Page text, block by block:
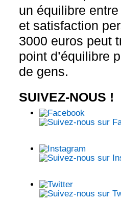
un équilibre
et satisfaction
3000 euros peut
point d’équilibre
de gens.
SUIVEZ-NOUS !